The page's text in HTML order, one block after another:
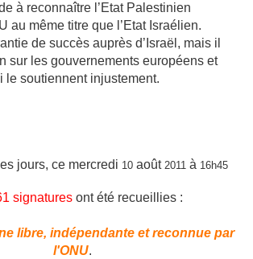
à reconnaître l’Etat Palestinien
au même titre que l’Etat Israélien.
de succès auprès d’Israël, mais il
sur les gouvernements européens et
le soutiennent injustement.
jours, ce mercredi 10 août 2011 à 16h45
signaturesont été recueillies :
libre, indépendante et reconnue par
l'ONU.